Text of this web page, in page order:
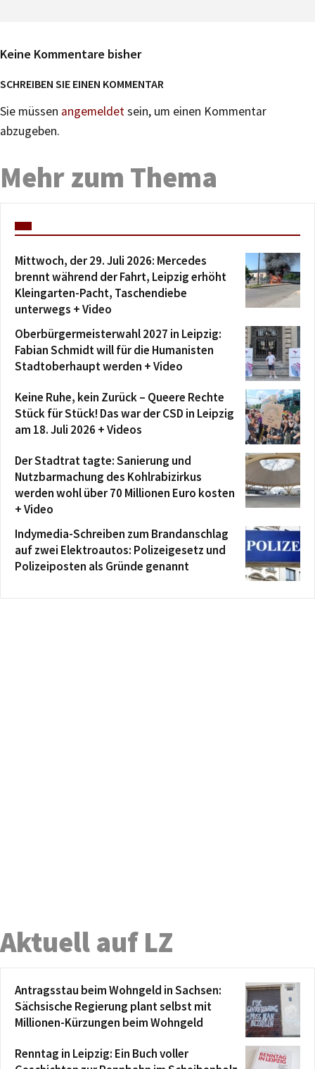
Keine Kommentare bisher
SCHREIBEN SIE EINEN KOMMENTAR
Sie müssen angemeldetsein, um einen Kommentar
abzugeben.
Mehr zum Thema
Mittwoch, der 29. Juli 2026: Mercedes
brennt während der Fahrt, Leipzig erhöht
Kleingarten-Pacht, Taschendiebe
unterwegs + Video
Oberbürgermeisterwahl 2027 in Leipzig:
Fabian Schmidt will für die Humanisten
Stadtoberhaupt werden + Video
Keine Ruhe, kein Zurück – Queere Rechte
Stück für Stück! Das war der CSD in Leipzig
am 18. Juli 2026 + Videos
Der Stadtrat tagte: Sanierung und
Nutzbarmachung des Kohlrabizirkus
werden wohl über 70 Millionen Euro kosten
+ Video
Indymedia-Schreiben zum Brandanschlag
auf zwei Elektroautos: Polizeigesetz und
Polizeiposten als Gründe genannt
Aktuell auf LZ
Antragsstau beim Wohngeld in Sachsen:
Sächsische Regierung plant selbst mit
Millionen-Kürzungen beim Wohngeld
Renntag in Leipzig: Ein Buch voller